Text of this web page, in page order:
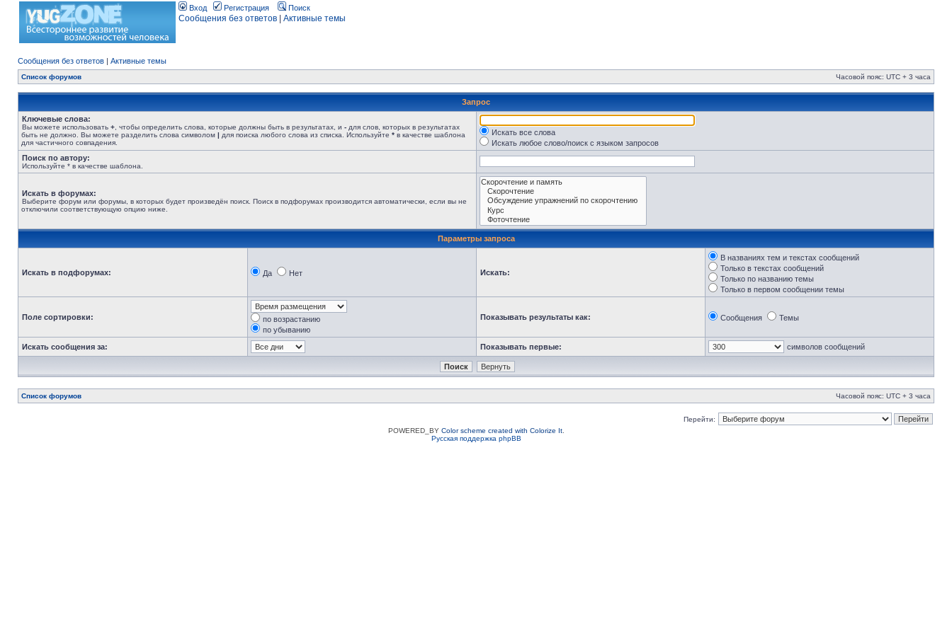
Вход Регистрация Поиск
Сообщения без ответов Активные темы
Сообщения без ответов | Активные темы
Список форумов Часовой пояс: UTC + 3 часа
Запрос
Ключевые слова:
Вы можете использовать + , чтобы определить слова, которые должны быть в результатах, и - для слов, которых в результатах
быть не должно. Вы можете разделить слова символом | для поиска любого слова из списка. Используйте * в качестве шаблона
для частичного совпадения.
Искать все слова
Искать любое слово/поиск с языком запросов
Поиск по автору:
Используйте * в качестве шаблона.
Искать в форумах:
Выберите форум или форумы, в которых будет произведён поиск. Поиск в подфорумах производится автоматически, если вы не
отключили соответствующую опцию ниже.
Параметры запроса
Искать в подфорумах: Да Нет Искать:
В названиях тем и текстах сообщений
Только в текстах сообщений
Только по названию темы
Только в первом сообщении темы
Поле сортировки:
по возрастанию
по убыванию
Показывать результаты как: Сообщения Темы
Искать сообщения за: Показывать первые: символов сообщений
Список форумов Часовой пояс: UTC + 3 часа
Перейти:
POWERED_BY Color scheme created with Colorize It.
Русская поддержка phpBB